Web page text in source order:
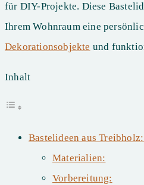
für DIY-Projekte. Diese
Ihrem Wohnraum eine
Dekorationsobjekte und
Inhalt
Bastelideen aus
Materialien:
Vorbereitung: